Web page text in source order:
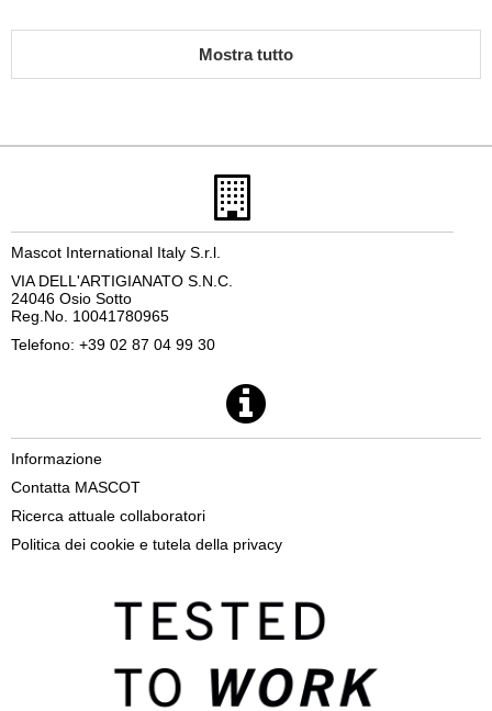
Mostra tutto
Mascot International Italy S.r.l.
VIA DELL'ARTIGIANATO S.N.C.
24046 Osio Sotto
Reg.No. 10041780965
Telefono: +39 02 87 04 99 30
Informazione
Contatta MASCOT
Ricerca attuale collaboratori
Politica dei cookie e tutela della privacy